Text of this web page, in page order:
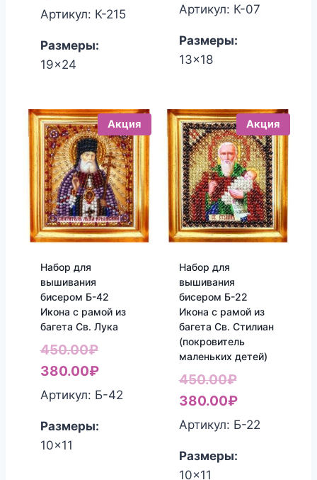
составляла
цена:
Артикул: К-215
Размеры:
19x24
составляла
цена:
Артикул: К-07
Размеры:
13x18
Акция
Набор для
вышивания
бисером Б-42
Икона с рамой из
багета Св. Лука
450.00₽Первоначальная
цена
составляла
380.00₽Текущая
цена:
Артикул: Б-42
Размеры:
10x11
Акция
Набор для
вышивания
бисером Б-22
Икона с рамой из
багета Св. Стилиан
(покровитель
маленьких детей)
450.00₽
цена
составляла
380.00₽Текущая
цена:
Артикул: Б-22
Размеры:
10x11